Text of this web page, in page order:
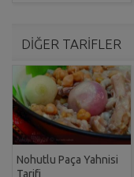
DİĞER TARİFLER
Nohutlu Paça Yahnisi
Tarifi